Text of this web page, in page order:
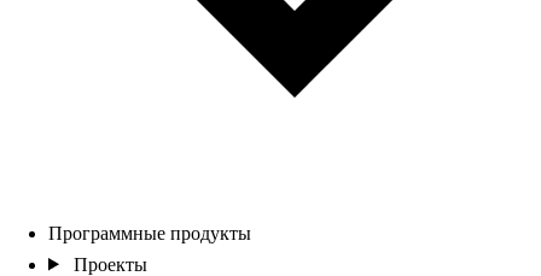
Программные продукты
Проекты